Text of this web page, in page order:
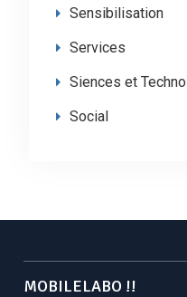
Sensibilisation
Services
Siences et
Social
MOBILELABO !!